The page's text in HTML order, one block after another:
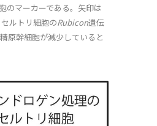
のマーカーである。矢印は
ルトリ細胞のRubicon遺伝
原幹細胞が減少していると